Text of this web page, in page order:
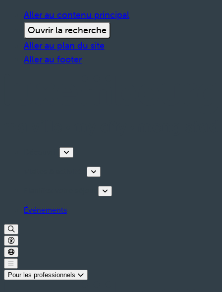
Aller au contenu principal
Ouvrir la recherche
Aller au plan du site
Aller au footer
Événements
Pour les professionnels